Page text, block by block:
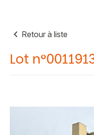
Retour à liste
Lot